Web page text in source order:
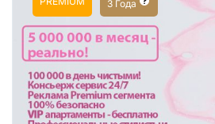
3 Года